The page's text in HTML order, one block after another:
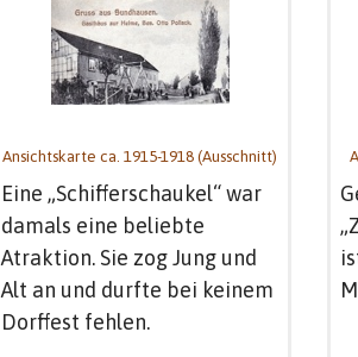
Ansichtskarte ca. 1915-1918 (Ausschnitt)
Eine „Schifferschaukel“ war
damals eine beliebte
Atraktion. Sie zog Jung und
Alt an und durfte bei keinem
Dorffest fehlen.